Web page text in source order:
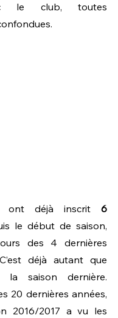
le club, toutes
ont déjà inscrit
le début de saison,
des 4 dernières
déjà autant que
la saison dernière.
20 dernières années,
2016/2017 a vu les